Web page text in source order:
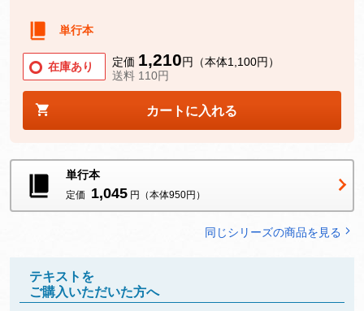
単行本
在庫あり 定価 1,210円（本体1,100円）
送料 110円
カートに入れる
単行本
定価 1,045 円（本体950円）
同じシリーズの商品を見る
テキストを
ご購入いただいた方へ